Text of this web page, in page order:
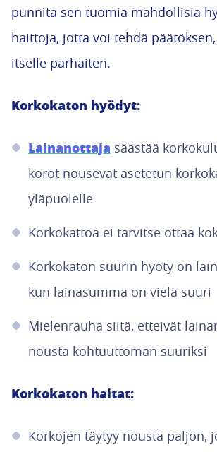
punnita sen tuomia mahdollisia
haittoja, jotta voi tehdä
itselle parhaiten.
Korkokaton hyödyt:
Lainanottaja säästää
korot nousevat asetetun
yläpuolelle
Korkokattoa ei tarvitse ottaa
Korkokaton suurin hyöty on
kun lainasumma on vielä suuri
Mielenrauha siitä, etteivät
nousta kohtuuttoman suuriksi
Korkokaton haitat:
Korkojen täytyy nousta paljon,